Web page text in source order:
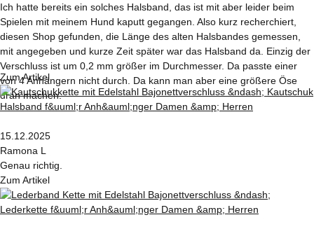
Ich hatte bereits ein solches Halsband, das ist mit aber leider beim
Spielen mit meinem Hund kaputt gegangen. Also kurz recherchiert,
diesen Shop gefunden, die Länge des alten Halsbandes gemessen,
mit angegeben und kurze Zeit später war das Halsband da. Einzig der
Verschluss ist um 0,2 mm größer im Durchmesser. Da passte einer
von 4 Anhängern nicht durch. Da kann man aber eine größere Öse
dran machen.
Zum Artikel
15.12.2025
Ramona L
Genau richtig.
Zum Artikel